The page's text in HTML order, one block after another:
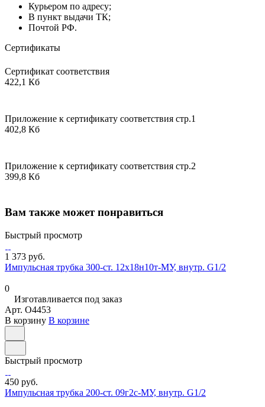
Курьером по адресу;
В пункт выдачи ТК;
Почтой РФ.
Сертификаты
Сертификат соответствия
422,1 Кб
Приложение к сертификату соответствия стр.1
402,8 Кб
Приложение к сертификату соответствия стр.2
399,8 Кб
Вам также может понравиться
Быстрый просмотр
1 373 руб.
Импульсная трубка 300-ст. 12х18н10т-МУ, внутр. G1/2
0
Изготавливается под заказ
Арт. O4453
В корзину В корзине
Быстрый просмотр
450 руб.
Импульсная трубка 200-ст. 09г2с-МУ, внутр. G1/2